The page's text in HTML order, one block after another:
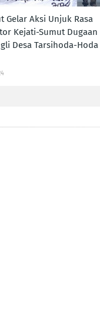
Gelar Aksi Unjuk Rasa
Kejati-Sumut Dugaan
Desa Tarsihoda-Hoda